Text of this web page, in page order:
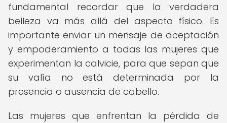
fundamental recordar que la verdadera
belleza va más allá del aspecto físico. Es
importante enviar un mensaje de aceptación
y empoderamiento a todas las mujeres que
experimentan la calvicie, para que sepan que
su valía no está determinada por la
presencia o ausencia de cabello.
Las mujeres que enfrentan la pérdida de